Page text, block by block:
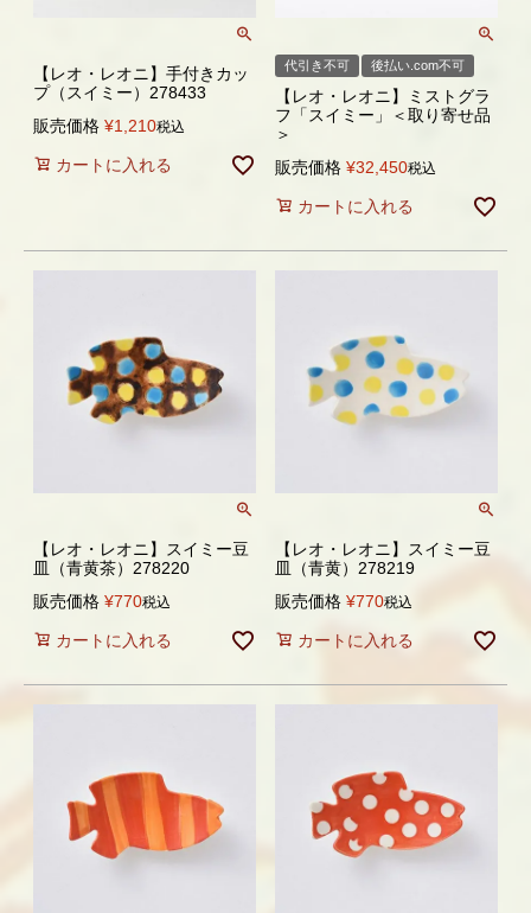
【レオ・レオニ】手付きカッ
プ（スイミー）278433
販売価格 ¥1,210税込
カートに入れる
代引き不可 後払い.com不可
【レオ・レオニ】ミストグラ
フ「スイミー」＜取り寄せ品
＞
販売価格 ¥32,450税込
カートに入れる
【レオ・レオニ】スイミー豆
皿（青黄茶）278220
販売価格 ¥770税込
カートに入れる
【レオ・レオニ】スイミー豆
皿（青黄）278219
販売価格 ¥770税込
カートに入れる